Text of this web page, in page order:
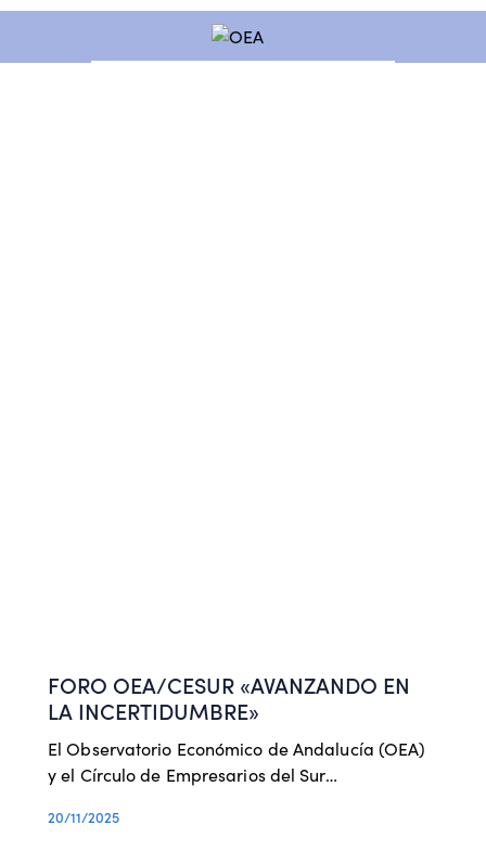
FORO OEA/CESUR «AVANZANDO EN
LA INCERTIDUMBRE»
El Observatorio Económico de Andalucía (OEA)
y el Círculo de Empresarios del Sur…
20/11/2025